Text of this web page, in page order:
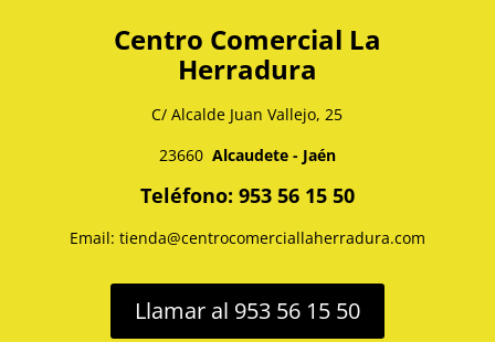
Centro Comercial La
Herradura
C/ Alcalde Juan Vallejo, 25
23660 Alcaudete - Jaén
Teléfono: 953 56 15 50
Email: tienda@centrocomerciallaherradura.com
Llamar al 953 56 15 50